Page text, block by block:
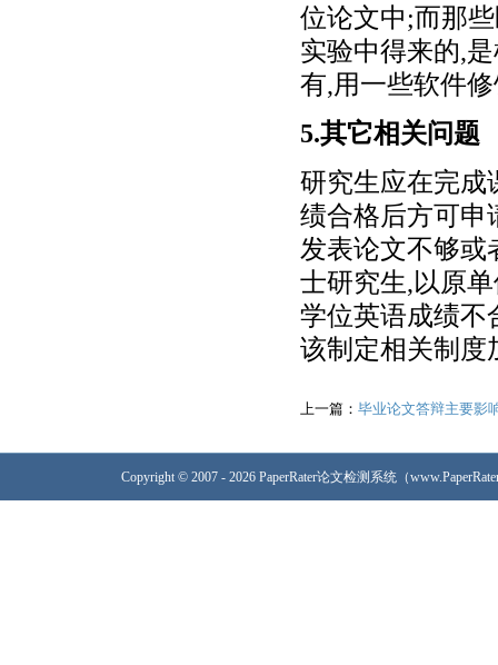
位论文中;而那
实验中得来的,
有,用一些软件
5.其它相关问
研究生应在完成
绩合格后方可申
发表论文不够或
士研究生,以原
学位英语成绩不
该制定相关制度
上一篇： 毕业论文答辩主要影
Copyright © 2007 - 2026 PaperRater论文检测系统（